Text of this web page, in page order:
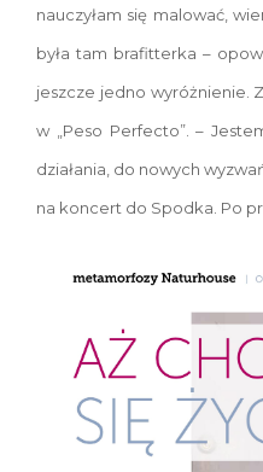
nauczyłam się malować,
była tam brafitterka –
jeszcze jedno wyróżnienie.
w „Peso Perfecto”. –
działania, do nowych
na koncert do Spodka. Po